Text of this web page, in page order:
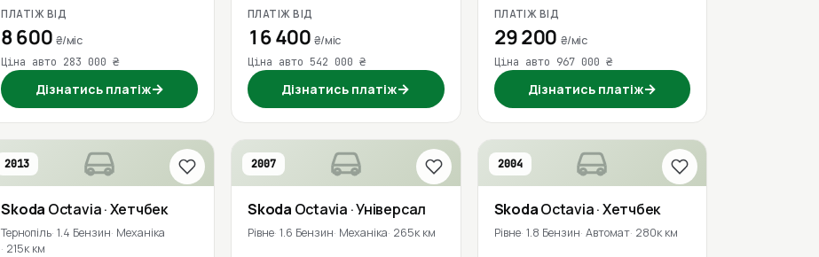
ПЛАТІЖ ВІД
8 600 ₴/міс
Ціна авто 283 000 ₴
Дізнатись платіж→
ПЛАТІЖ ВІД
16 400 ₴/міс
Ціна авто 542 000 ₴
Дізнатись платіж→
ПЛАТІЖ ВІД
29 200 ₴/міс
Ціна авто 967 000 ₴
Дізнатись платіж→
2013
Skoda Octavia· Хетчбек
Тернопіль 1.4 Бензин Механіка
215к км
2007
Skoda Octavia · Універсал
Рівне 1.6 Бензин Механіка 265к км
2004
SkodaOctavia· Хетчбек
Рівне 1.8 Бензин Автомат 280к км